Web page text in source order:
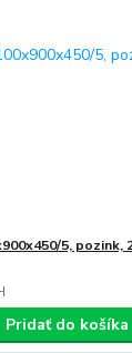
5, pozink,
Pridať do košíka